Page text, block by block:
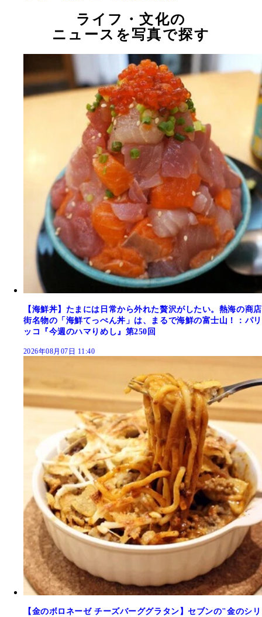
ライフ・文化の
ニュースを写真で探す
【海鮮丼】たまには日常から外れた贅沢がしたい。熱海の商店
街名物の「海鮮てっぺん丼」は、まるで海鮮の富士山！：パリ
ッコ『今週のハマりめし』第250回
2026年08月07日 11:40
【金のボロネーゼ チーズバーググラタン】セブンの"金のシリ